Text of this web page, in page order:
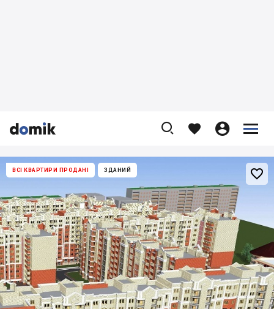


    


ВСІ КВАРТИРИ ПРОДАНІ ЗДАНИЙ 